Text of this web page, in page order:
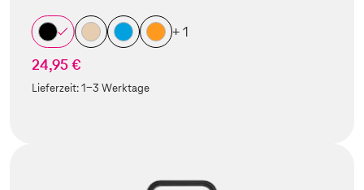
+ 1
24,95 €
Lieferzeit:1-3 Werktage